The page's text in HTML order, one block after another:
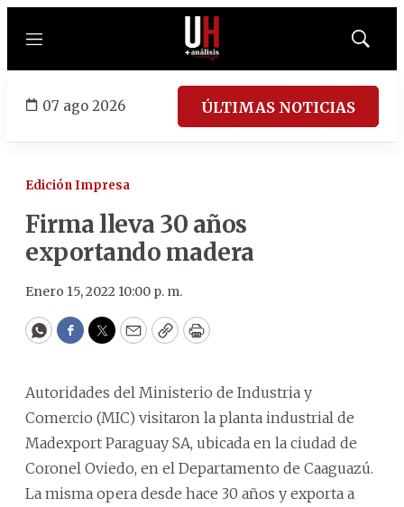
Menú
Mostrar
07 ago 2026 ÚLTIMAS NOTICIAS
Edición Impresa
Firma lleva 30 años
exportando madera
Enero 15, 2022 10:00 p. m.
WhatsApp
Facebook
Twitter
EmailCopyPrint
Autoridades del Ministerio de Industria y
Comercio (MIC) visitaron la planta industrial de
Madexport Paraguay SA, ubicada en la ciudad de
Coronel Oviedo, en el Departamento de Caaguazú.
La misma opera desde hace 30 años y exporta a